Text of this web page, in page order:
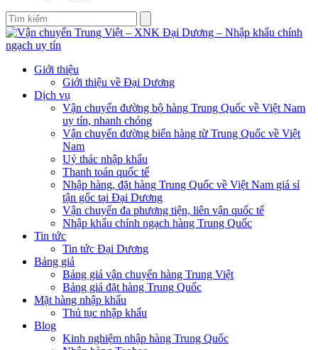
Giới thiệu
Giới thiệu về Đại Dương
Dịch vụ
Vận chuyển đường bộ hàng Trung Quốc về Việt Nam
uy tín, nhanh chóng
Vận chuyển đường biển hàng từ Trung Quốc về Việt
Nam
Uỷ thác nhập khẩu
Thanh toán quốc tế
Nhập hàng, đặt hàng Trung Quốc về Việt Nam giá sỉ
tận gốc tại Đại Dương
Vận chuyển đa phương tiện, liên vận quốc tế
Nhập khẩu chính ngạch hàng Trung Quốc
Tin tức
Tin tức Đại Dương
Bảng giá
Bảng giá vận chuyển hàng Trung Việt
Bảng giá đặt hàng Trung Quốc
Mặt hàng nhập khẩu
Thủ tục nhập khẩu
Blog
Kinh nghiệm nhập hàng Trung Quốc